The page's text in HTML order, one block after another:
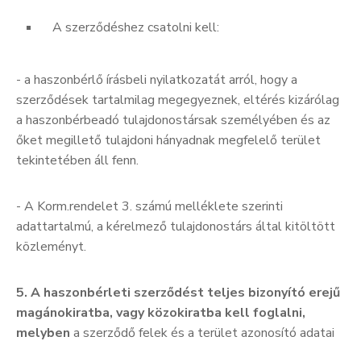
A szerződéshez csatolni kell:
- a haszonbérlő írásbeli nyilatkozatát arról, hogy a
szerződések tartalmilag megegyeznek, eltérés kizárólag
a haszonbérbeadó tulajdonostársak személyében és az
őket megillető tulajdoni hányadnak megfelelő terület
tekintetében áll fenn.
- A Korm.rendelet 3. számú melléklete szerinti
adattartalmú, a kérelmező tulajdonostárs által kitöltött
közleményt.
5. A haszonbérleti szerződést teljes bizonyító erejű
magánokiratba, vagy közokiratba kell foglalni,
melyben a szerződő felek és a terület azonosító adatai